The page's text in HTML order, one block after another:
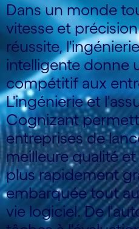
Dans un monde
vitesse et
réussite,
intelligente donne
compétitif aux
L'ingénierie et
Cognizant
entreprises de
meilleure qualité
plus rapidement
embarquée tout
vie logiciel. De